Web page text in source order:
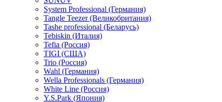
System Professional (Германия)
Tangle Teezer (Великобритания)
Tashe professional (Беларусь)
Tebiskin (Италия)
Tefia (Россия)
TIGI (США)
Trio (Россия)
Wahl (Германия)
Wella Professionals (Германия)
White Line (Россия)
Y.S.Park (Япония)